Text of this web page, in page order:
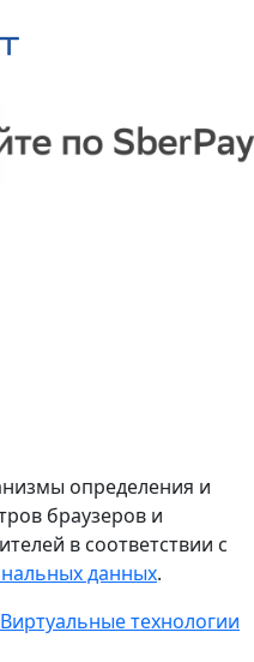
определения и
браузеров и
в соответствии с
данных.
Виртуальные технологии